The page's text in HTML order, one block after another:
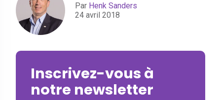
Par Henk Sanders
24 avril 2018
Inscrivez-vous à
notre newsletter